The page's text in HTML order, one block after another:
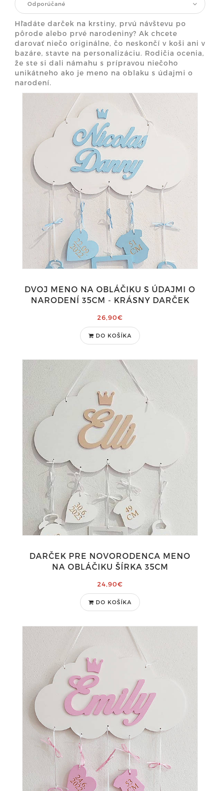
Odporúčané
Hľadáte darček na krstiny, prvú návštevu po
pôrode alebo prvé narodeniny? Ak chcete
darovať niečo originálne, čo neskončí v koši ani v
bazáre, stavte na personalizáciu. Rodičia ocenia,
že ste si dali námahu s prípravou niečoho
unikátneho ako je meno na oblaku s údajmi o
narodení.
DVOJ MENO NA OBLÁČIKU S ÚDAJMI O
NARODENÍ 35CM - KRÁSNY DARČEK
26,90€
DO KOŠÍKA
DARČEK PRE NOVORODENCA MENO
NA OBLÁČIKU ŠÍRKA 35CM
24,90€
DO KOŠÍKA